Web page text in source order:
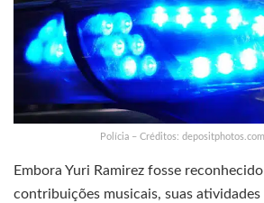
Polícia – Créditos:
Embora Yuri Ramirez fosse
contribuições musicais, suas atividades